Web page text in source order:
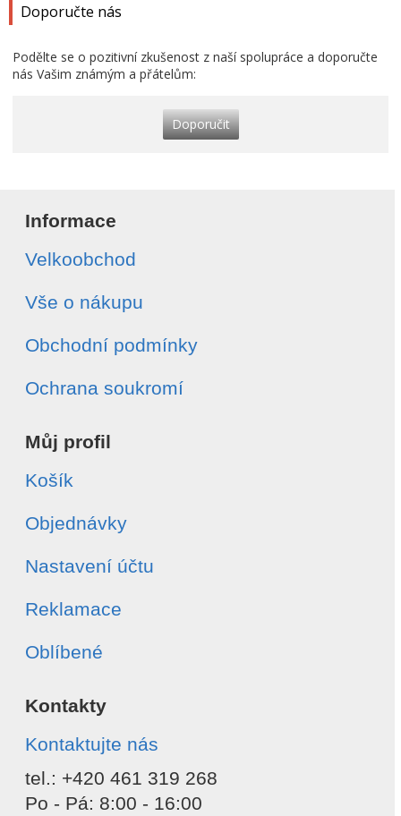
Doporučte nás
Podělte se o pozitivní zkušenost z naší spolupráce a doporučte
nás Vašim známým a přátelům:
Doporučit
Informace
Velkoobchod
Vše o nákupu
Obchodní podmínky
Ochrana soukromí
Můj profil
Košík
Objednávky
Nastavení účtu
Reklamace
Oblíbené
Kontakty
Kontaktujte nás
tel.: +420 461 319 268
Po - Pá: 8:00 - 16:00